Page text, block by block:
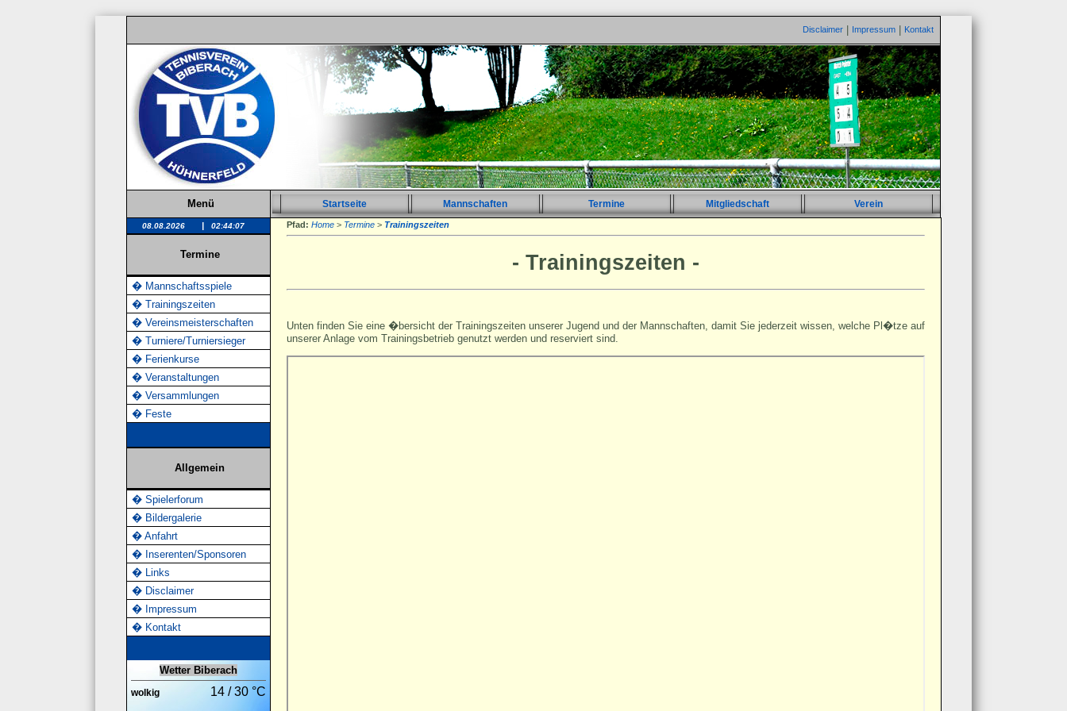
Disclaimer Impressum Kontakt
Menü Startseite Mannschaften Termine Mitgliedschaft Verein
|
Termine
� Mannschaftsspiele
� Trainingszeiten
� Vereinsmeisterschaften
� Turniere/Turniersieger
� Ferienkurse
� Veranstaltungen
� Versammlungen
� Feste
Allgemein
� Spielerforum
� Bildergalerie
� Anfahrt
� Inserenten/Sponsoren
� Links
� Disclaimer
� Impressum
� Kontakt
Wetter Biberach
wolkig 14 / 30 °C
Pfad: Home> Termine> Trainingszeiten
- Trainingszeiten -
Unten finden Sie eine �bersicht der Trainingszeiten unserer Jugend und der Mannschaften, damit Sie jederzeit wissen, welche Pl�tze auf
unserer Anlage vom Trainingsbetrieb genutzt werden und reserviert sind.